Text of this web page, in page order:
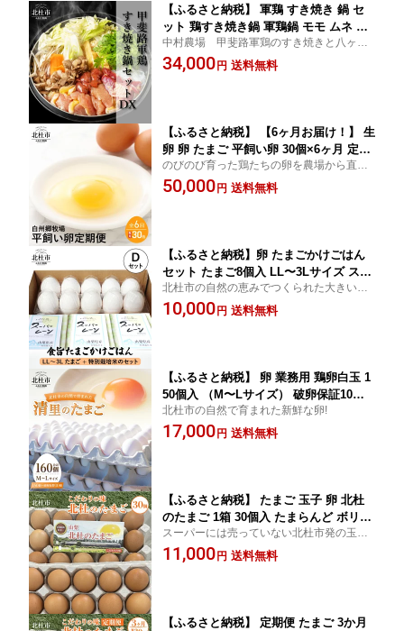
【ふるさと納税】 軍鶏 すき焼き 鍋 セ
ット 鶏すき焼き鍋 軍鶏鍋 モモ ムネ 肉
団子用肉 タレ付き 卵セット 甲斐路軍鶏
八ヶ岳卵 贈り物 ギフト 中村農場 山梨
中村農場 甲斐路軍鶏のすき焼きと八ヶ岳
卵のセットです
34,000 円 送料無料
【ふるさと納税】 【6ヶ月お届け！】 生
卵 卵 たまご 平飼い卵 30個×6ヶ月 定期
便 卵かけご飯 新鮮 セット 白州郷牧場
平飼い卵 30個 送料無料 ※8月・12月は
のびのび育った鶏たちの卵を農場から直送
でお届けいたします!!
50,000 円 送料無料
【ふるさと納税】卵 たまごかけごはん
セット たまご8個入 LL〜3Lサイズ スー
パームーン 450g×3袋 セット 山梨県 北
杜市産 送料無料 10000円 10000 1万円
北杜市の自然の恵みでつくられた大きい卵
と米粒が大きいお米。
10,000 円 送料無料
【ふるさと納税】 卵 業務用 鶏卵白玉 1
50個入 （M〜Lサイズ） 破卵保証10個
入り たまご タマゴ 大量 ハイチック 山
梨県 北杜市 清里 八ヶ岳 限定 送料無料
北杜市の自然で育まれた新鮮な卵!
17,000 円 送料無料
【ふるさと納税】 たまご 玉子 卵 北杜
のたまご 1箱 30個入 たまらんど ボリス
ブラウン 北杜市産 送料無料
スーパーには売っていない北杜市発の玉
子！
11,000 円 送料無料
【ふるさと納税】 定期便 たまご 3か月